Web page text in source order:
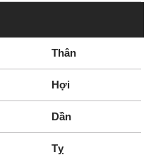
Thân
Hợi
Dần
Tỵ